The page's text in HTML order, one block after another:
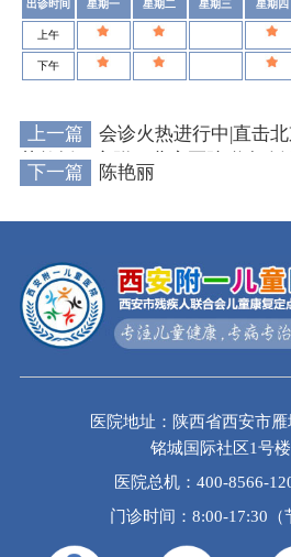
出诊时间 星期一 星期二 星期三 星期四
上午
下午
上一篇
会诊火热进行中|直击
萍教授西安附一儿童医院联合会
患儿康复
下一篇 陈艳丽
医院地址：陕西省西安市
铭城国际社区1号
医院总机：400-8566-
门诊时间：8:00-17:30（